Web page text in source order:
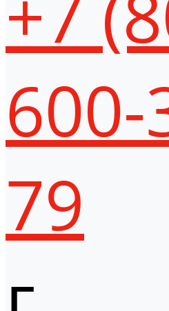
600-
79